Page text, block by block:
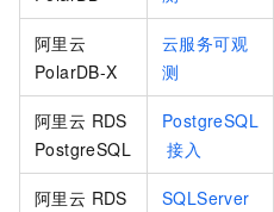
阿里云
PolarDB-X
云服务可观
测
阿里云 RDS
PostgreSQL
PostgreSQL
接入
阿里云 RDS
SQLServer